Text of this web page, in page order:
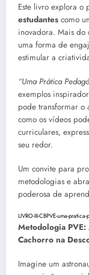
Este livro explora o
estudantes como
inovadora. Mais do
uma forma de
estimular a
“Uma Prática
exemplos
pode transformar o
como os vídeos
curriculares,
seu redor.
Um convite para
metodologias e
poderosa de
LIVRO-III-CBPVE-uma-
Metodologia PVE:
Cachorro na
Imagine um